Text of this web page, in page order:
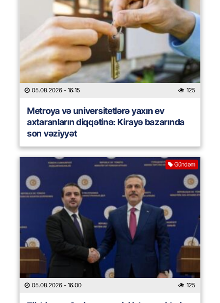
05.08.2026 - 16:15 125
Metroya və universitetlərə yaxın ev
axtaranların diqqətinə: Kirayə bazarında
son vəziyyət
Gündəm
05.08.2026 - 16:00 125